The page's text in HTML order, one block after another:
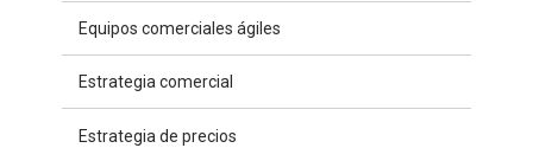
Equipos comerciales ágiles
Estrategia comercial
Estrategia de precios